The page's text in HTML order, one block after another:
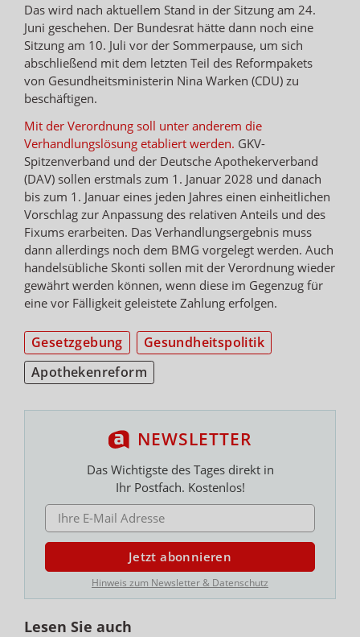
Das wird nach aktuellem Stand in der Sitzung am 24.
Juni geschehen. Der Bundesrat hätte dann noch eine
Sitzung am 10. Juli vor der Sommerpause, um sich
abschließend mit dem letzten Teil des Reformpakets
von Gesundheitsministerin Nina Warken (CDU) zu
beschäftigen.
Mit der Verordnung soll unter anderem die
Verhandlungslösung etabliert werden. GKV-
Spitzenverband und der Deutsche Apothekerverband
(DAV) sollen erstmals zum 1. Januar 2028 und danach
bis zum 1. Januar eines jeden Jahres einen einheitlichen
Vorschlag zur Anpassung des relativen Anteils und des
Fixums erarbeiten. Das Verhandlungsergebnis muss
dann allerdings noch dem BMG vorgelegt werden. Auch
handelsübliche Skonti sollen mit der Verordnung wieder
gewährt werden können, wenn diese im Gegenzug für
eine vor Fälligkeit geleistete Zahlung erfolgen.
Gesetzgebung
Gesundheitspolitik
Apothekenreform
NEWSLETTER
Das Wichtigste des Tages direkt in
Ihr Postfach. Kostenlos!
E-MAIL ADRESSE
Jetzt abonnieren
Hinweis zum Newsletter & Datenschutz
Lesen Sie auch